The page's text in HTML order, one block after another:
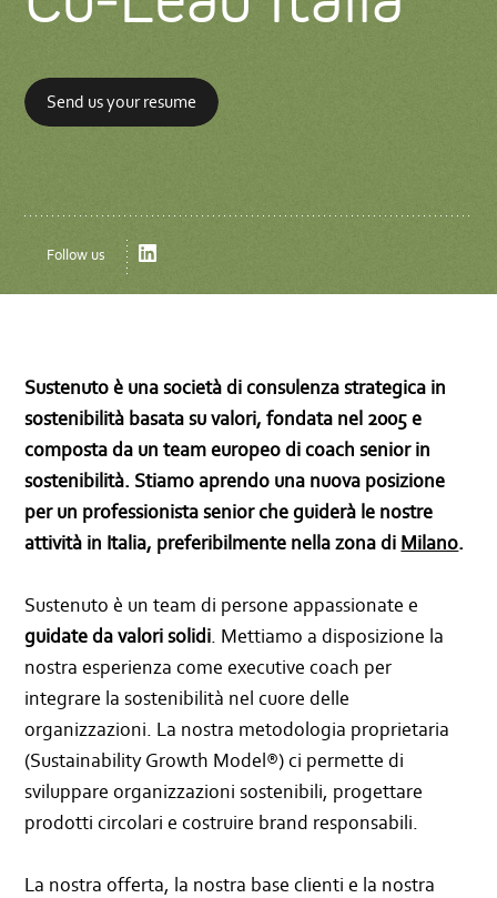
Send us your resume
Follow us LinkedIn
Sustenuto è una società di consulenza strategica in
sostenibilità basata su valori, fondata nel 2005 e
composta da un team europeo di coach senior in
sostenibilità. Stiamo aprendo una nuova posizione
per un professionista senior che guiderà le nostre
attività in Italia, preferibilmente nella zona di Milano.
Sustenuto è un team di persone appassionate e
guidate da valori solidi. Mettiamo a disposizione la
nostra esperienza come executive coach per
integrare la sostenibilità nel cuore delle
organizzazioni. La nostra metodologia proprietaria
(Sustainability Growth Model®) ci permette di
sviluppare organizzazioni sostenibili, progettare
prodotti circolari e costruire brand responsabili.
La nostra offerta, la nostra base clienti e la nostra